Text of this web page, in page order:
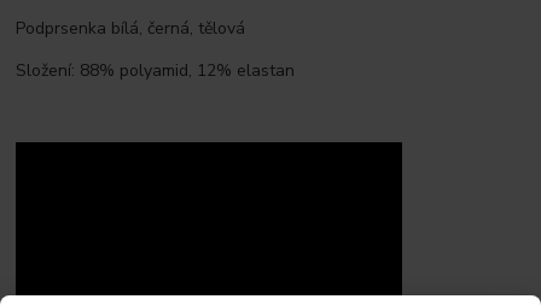
Podprsenka bílá, černá, tělová
Složení: 88% polyamid, 12% elastan